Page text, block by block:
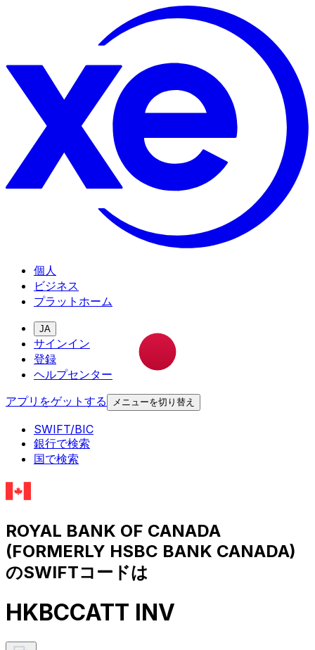
個人
ビジネス
プラットホーム
JA
サインイン
登録
ヘルプセンター
アプリをゲットする
メニューを切り替え
SWIFT/BIC
銀行で検索
国で検索
ROYAL BANK OF CANADA
(FORMERLY HSBC BANK CANADA)
のSWIFTコードは
HKBCCATT INV